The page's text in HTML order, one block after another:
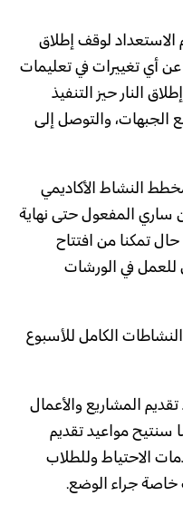
الاستعداد لوقف إطلاق
عن أي تغييرات في تعليمات
النار حيز التنفيذ
الجبهات، والتوصل إلى
النشاط الأكاديمي
ساري المفعول حتى نهاية
تمكنا من افتتاح
للعمل في الورشات
الكامل للأسبوع
المشاريع والأعمال
سنتيح مواعيد تقديم
الاحتياط وللطلاب
خاصة جراء الوضع.